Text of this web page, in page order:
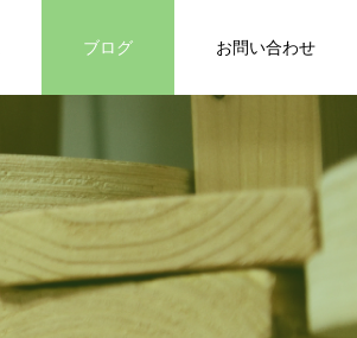
ブログ お問い合わせ